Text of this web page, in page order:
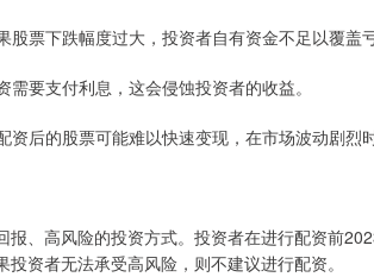
股票下跌幅度过大，投资者自有资金不足以覆盖
需要支付利息，这会侵蚀投资者的收益。
资后的股票可能难以快速变现，在市场波动剧烈
报、高风险的投资方式。投资者在进行配资前
投资者无法承受高风险，则不建议进行配资。